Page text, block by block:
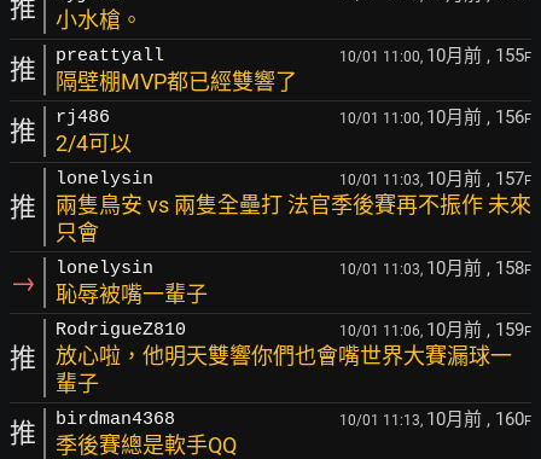
推 小水槍。
推 preattyall 10/01 11:00, 10月前 , 155F
隔壁棚MVP都已經雙響了
推 rj486 10/01 11:00, 10月前 , 156F
2/4可以
推
lonelysin 10/01 11:03, 10月前 , 157F
兩隻鳥安 vs 兩隻全壘打 法官季後賽再不振作 未來
只會
→ lonelysin 10/01 11:03, 10月前 , 158F
恥辱被嘴一輩子
推
RodrigueZ810 10/01 11:06, 10月前 , 159F
放心啦，他明天雙響你們也會嘴世界大賽漏球一
輩子
推 birdman4368 10/01 11:13, 10月前 , 160F
季後賽總是軟手QQ